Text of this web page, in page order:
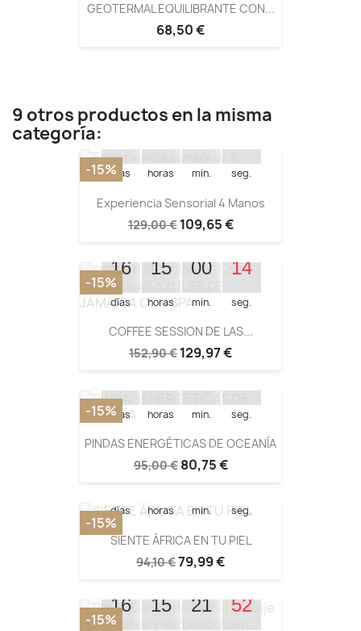
GEOTERMAL EQUILIBRANTE CON...
68,50 €
9 otros productos en la misma
categoría:
días horas min. seg.
Experiencia Sensorial 4 Manos
129,00 € 109,65 €
-15%
Quedan:
16
días
15
horas
00
min.
13
seg.
COFFEE SESSION DE LAS...
152,90 € 129,97 €
-15%
Quedan:
días horas min. seg.
PINDAS ENERGÉTICAS DE OCEANÍA
95,00 € 80,75 €
-15%
Quedan:
días
15
horas
01
min. seg.
SIENTE ÁFRICA EN TU PIEL
94,10 €79,99 €
-15%
Quedan:
16 15 21 51
-15%